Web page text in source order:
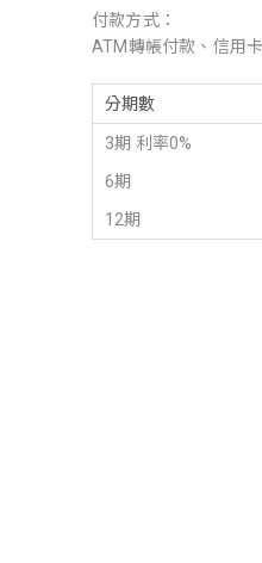
付款方式：
ATM轉帳付款、信用
分期數
3期 利率0%
6期
12期